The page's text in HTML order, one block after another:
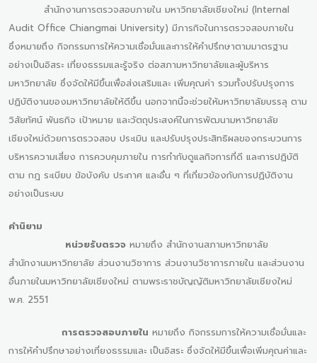
สำนักงานการตรวจสอบภายใน มหาวิทยาลัยเชียงใหม่ (Internal
Audit Office Chiangmai University) มีภารกิจในการตรวจสอบภายใน
ซึ่งหมายถึง กิจกรรมการให้ความเชื่อมั่นและการให้คำปรึกษาตามมาตรฐาน
อย่างเป็นอิสระ เที่ยงธรรมและรู้จริง ต่อสภามหาวิทยาลัยและผู้บริหาร
มหาวิทยาลัย ซึ่งจัดให้มีขึ้นเพื่อส่งเสริมและ เพิ่มคุณค่า รวมทั้งปรับปรุงการ
ปฏิบัติงานของมหาวิทยาลัยให้ดีขึ้น นอกจากนี้จะช่วยให้มหาวิทยาลัยบรรลุ ตาม
วิสัยทัศน์ พันธกิจ เป้าหมาย และวัตถุประสงค์ในการพัฒนามหาวิทยาลัย
เชียงใหม่ด้วยการตรวจสอบ ประเมิน และปรับปรุงประสิทธิผลของกระบวนการ
บริหารความเสี่ยง การควบคุมภายใน การกำกับดูแลกิจการที่ดี และการปฏิบัติ
ตาม กฎ ระเบียบ ข้อบังคับ ประกาศ และอื่น ๆ ที่เกี่ยวข้องกับการปฏิบัติงาน
อย่างเป็นระบบ
คำนิยาม
หน่วยรับตรวจ หมายถึง สำนักงานสภามหาวิทยาลัย
สำนักงานมหาวิทยาลัย ส่วนงานวิชาการ ส่วนงานวิชาการภายใน และส่วนงาน
อื่นภายในมหาวิทยาลัยเชียงใหม่ ตามพระราชบัญญัติมหาวิทยาลัยเชียงใหม่
พ.ศ. 2551
การตรวจสอบภายใน หมายถึง กิจกรรมการให้ความเชื่อมั่นและ
การให้คำปรึกษาอย่างเที่ยงธรรมและ เป็นอิสระ ซึ่งจัดให้มีขึ้นเพื่อเพิ่มคุณค่าและ